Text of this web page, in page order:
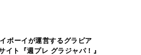
ボーイが運営するグラビア
イト『週プレ グラジャパ！』